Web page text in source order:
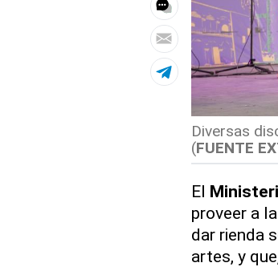
Diversas
(FUENTE
El
proveer a
dar rienda
artes, y